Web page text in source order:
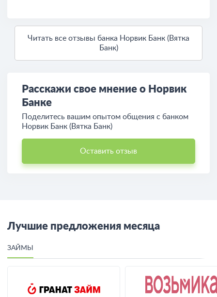
Читать все отзывы банка Норвик Банк (Вятка
Банк)
Расскажи свое мнение о Норвик
Банке
Поделитесь вашим опытом общения c банком
Норвик Банк (Вятка Банк)
Оставить отзыв
Лучшие предложения месяца
ЗАЙМЫ